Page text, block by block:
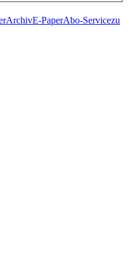
ArchivE-PaperAbo-Servicezu